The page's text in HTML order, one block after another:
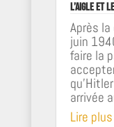
L’Aigle et
Après
juin
faire la
arrivée
Lire plus